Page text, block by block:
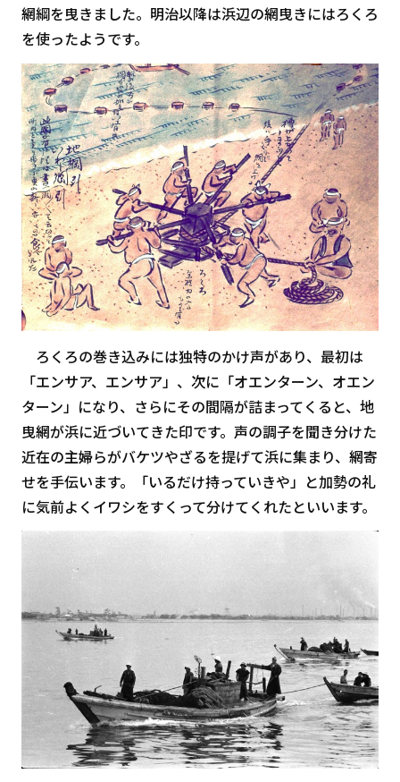
網綱を曳きました。明治以降は浜辺の網曳きにはろくろ
を使ったようです。
ろくろの巻き込みには独特のかけ声があり、最初は
「エンサア、エンサア」、次に「オエンターン、オエン
ターン」になり、さらにその間隔が詰まってくると、地
曳網が浜に近づいてきた印です。声の調子を聞き分けた
近在の主婦らがバケツやざるを提げて浜に集まり、網寄
せを手伝います。「いるだけ持っていきや」と加勢の礼
に気前よくイワシをすくって分けてくれたといいます。